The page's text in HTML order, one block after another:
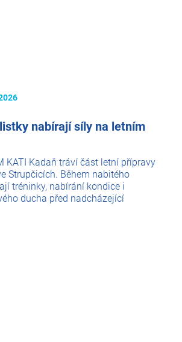
nabírají síly na letním
KATI Kadaň tráví část letní přípravy
Strupčicích. Během nabitého
tréninky, nabírání kondice i
ducha před nadcházející